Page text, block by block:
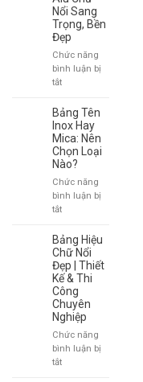
Ty
Quận
1
Giải
Nghiệp
Cho
Doanh
Nghiệp
Nổi Sang
Trọng, Bền
Đẹp
Chức năng
bình luận bị
tắtở
Hiệu
Alu
Chữ
Nổi
Sang
Trọng,
Bền
Bảng Tên
Inox Hay
Mica: Nên
Chọn Loại
Nào?
Chức năng
bình luận bị
tắtở
Tên
Inox
Hay
Mica:
Nên
Chọn
Loại
Nào?
Bảng Hiệu
Chữ Nổi
Đẹp | Thiết
Kế & Thi
Công
Chuyên
Nghiệp
Chức năng
bình luận bị
tắtở